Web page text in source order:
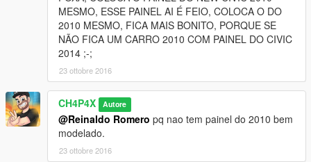
MESMO, ESSE PAINEL AI É FEIO, COLOCA O DO
2010 MESMO, FICA MAIS BONITO, PORQUE SE
NÃO FICA UM CARRO 2010 COM PAINEL DO CIVIC
2014 ;-;
23 ottobre 2016
CH4P4X Autore
@Reinaldo Romero pq nao tem painel do 2010 bem
modelado.
23 ottobre 2016